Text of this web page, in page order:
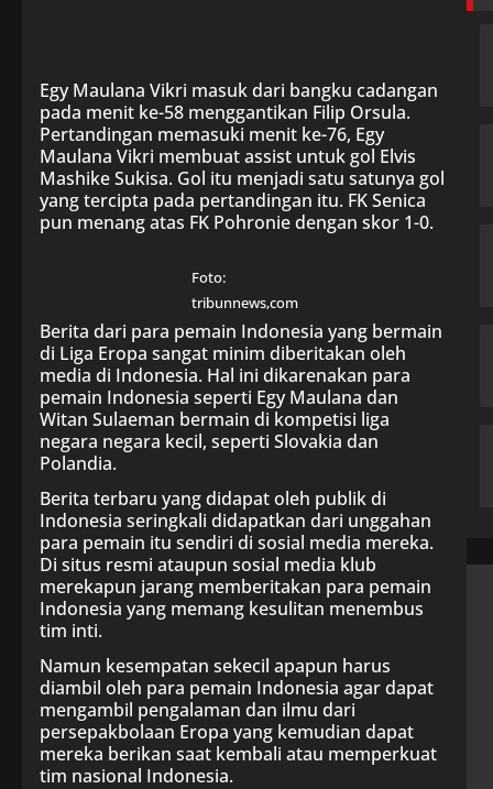
Egy Maulana Vikri masuk dari bangku cadangan
pada menit ke-58 menggantikan Filip Orsula.
Pertandingan memasuki menit ke-76, Egy
Maulana Vikri membuat assist untuk gol Elvis
Mashike Sukisa. Gol itu menjadi satu satunya gol
yang tercipta pada pertandingan itu. FK Senica
pun menang atas FK Pohronie dengan skor 1-0.
Foto:
tribunnews,com
Berita dari para pemain Indonesia yang bermain
di Liga Eropa sangat minim diberitakan oleh
media di Indonesia. Hal ini dikarenakan para
pemain Indonesia seperti Egy Maulana dan
Witan Sulaeman bermain di kompetisi liga
negara negara kecil, seperti Slovakia dan
Polandia.
Berita terbaru yang didapat oleh publik di
Indonesia seringkali didapatkan dari unggahan
para pemain itu sendiri di sosial media mereka.
Di situs resmi ataupun sosial media klub
merekapun jarang memberitakan para pemain
Indonesia yang memang kesulitan menembus
tim inti.
Namun kesempatan sekecil apapun harus
diambil oleh para pemain Indonesia agar dapat
mengambil pengalaman dan ilmu dari
persepakbolaan Eropa yang kemudian dapat
mereka berikan saat kembali atau memperkuat
tim nasional Indonesia.